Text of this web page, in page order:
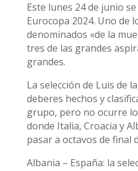
Este lunes 24 de junio
Eurocopa 2024. Uno de
denominados «de la
tres de las grandes
grandes.
La selección de Luis de
deberes hechos y
grupo, pero no ocurre
donde Italia, Croacia y
pasar a octavos de final
Albania – España: la